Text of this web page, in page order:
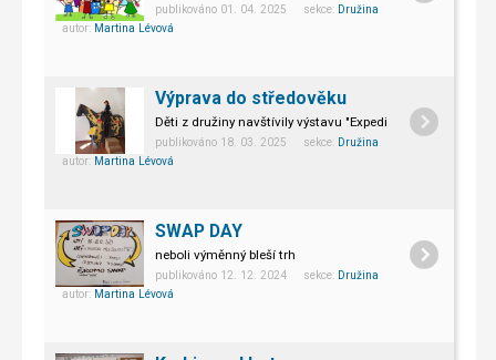
publikováno 01. 04. 2025 sekce: Družina
autor: Martina Lévová
Výprava do středověku
Děti z družiny navštívily výstavu "Expedice středověk".
publikováno 18. 03. 2025 sekce: Družina
autor: Martina Lévová
SWAP DAY
neboli výměnný bleší trh
publikováno 12. 12. 2024 sekce: Družina
autor: Martina Lévová